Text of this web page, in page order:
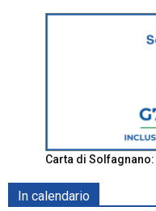
Carta di
In calendario